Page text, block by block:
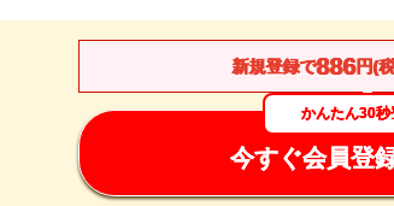
新規登録で886円(
かんたん30秒
今すぐ会員登